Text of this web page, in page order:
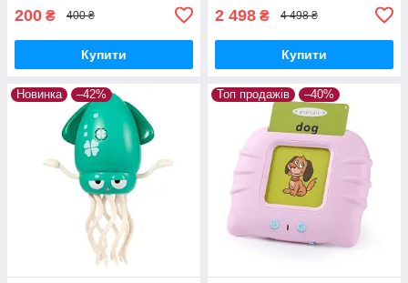
200 ₴ 400 ₴
Купити
2 498 ₴ 4 498 ₴
Купити
Новинка –42% Топ продажів –40%